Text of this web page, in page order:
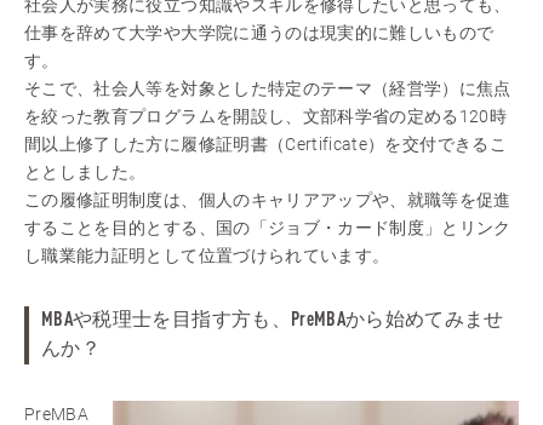
社会人が実務に役立つ知識やスキルを修得したいと思っても、
仕事を辞めて大学や大学院に通うのは現実的に難しいもので
す。
そこで、社会人等を対象とした特定のテーマ（経営学）に焦点
を絞った教育プログラムを開設し、文部科学省の定める120時
間以上修了した方に履修証明書（Certificate）を交付できるこ
ととしました。
この履修証明制度は、個人のキャリアアップや、就職等を促進
することを目的とする、国の「ジョブ・カード制度」とリンク
し職業能力証明として位置づけられています。
MBAや税理士を目指す方も、PreMBAから始めてみませ
んか？
PreMBA